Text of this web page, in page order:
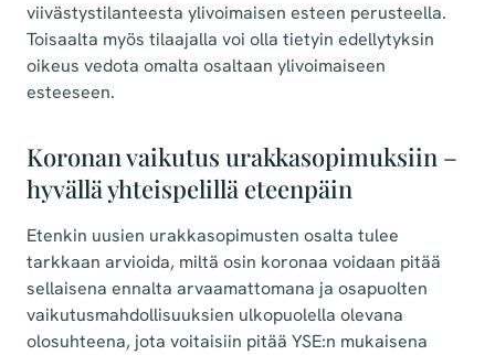
viivästystilanteesta ylivoimaisen esteen perusteella.
Toisaalta myös tilaajalla voi olla tietyin edellytyksin
oikeus vedota omalta osaltaan ylivoimaiseen
esteeseen.
Koronan vaikutus urakkasopimuksiin –
hyvällä yhteispelillä eteenpäin
Etenkin uusien urakkasopimusten osalta tulee
tarkkaan arvioida, miltä osin koronaa voidaan pitää
sellaisena ennalta arvaamattomana ja osapuolten
vaikutusmahdollisuuksien ulkopuolella olevana
olosuhteena, jota voitaisiin pitää YSE:n mukaisena